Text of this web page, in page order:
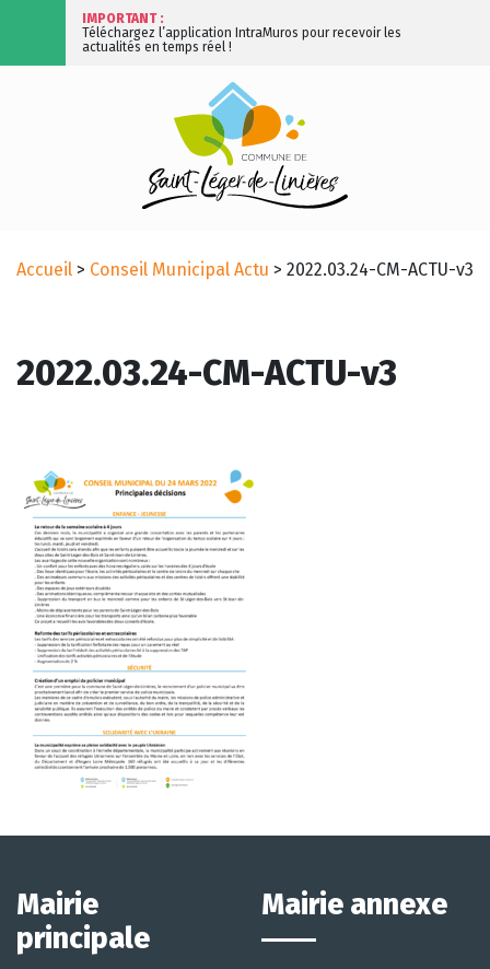
IMPORTANT :
Téléchargez l’application IntraMuros pour recevoir les
actualités en temps réel !
Accueil > Conseil Municipal Actu > 2022.03.24-CM-ACTU-v3
2022.03.24-CM-ACTU-v3
Mairie
principale
Mairie annexe